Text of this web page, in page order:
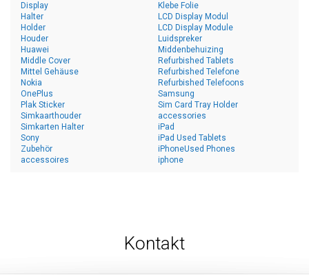
Display
Halter
Holder
Houder
Huawei
Klebe Folie
LCD Display Modul
LCD Display Module
Luidspreker
Middenbehuizing
Middle Cover
Mittel Gehäuse
Nokia
OnePlus
Plak Sticker
Refurbished Tablets
Refurbished Telefone
Refurbished Telefoons
Samsung
Sim Card Tray Holder
Simkaarthouder
Simkarten Halter
Sony
Zubehör
accessoires
accessories
iPad
iPad Used Tablets
iPhoneUsed Phones
iphone
Kontakt